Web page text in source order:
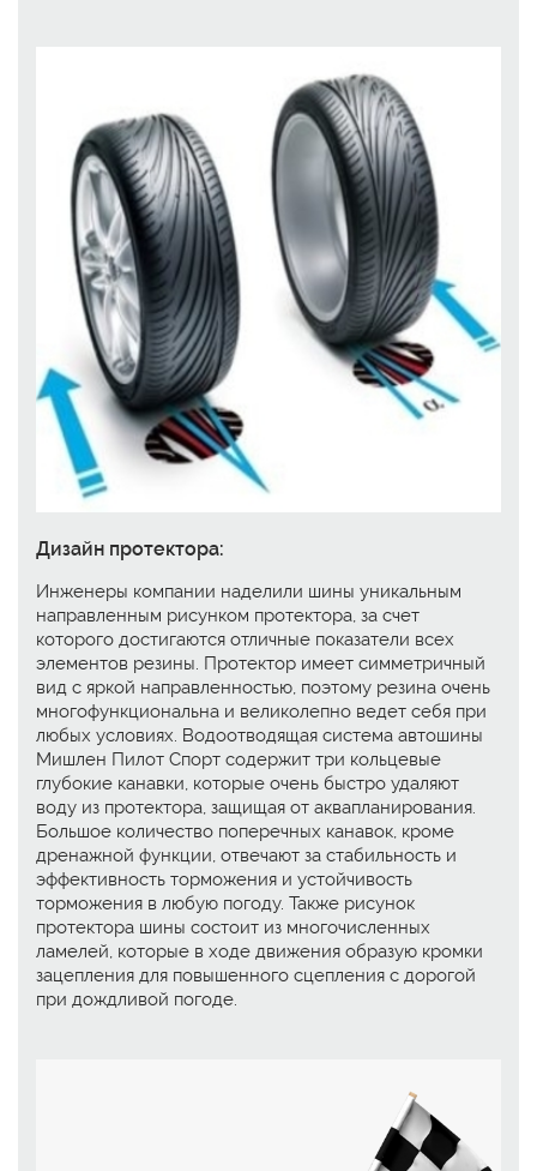
Дизайн протектора:
Инженеры компании наделили шины уникальным
направленным рисунком протектора, за счет
которого достигаются отличные показатели всех
элементов резины. Протектор имеет симметричный
вид с яркой направленностью, поэтому резина очень
многофункциональна и великолепно ведет себя при
любых условиях. Водоотводящая система автошины
Мишлен Пилот Спорт содержит три кольцевые
глубокие канавки, которые очень быстро удаляют
воду из протектора, защищая от аквапланирования.
Большое количество поперечных канавок, кроме
дренажной функции, отвечают за стабильность и
эффективность торможения и устойчивость
торможения в любую погоду. Также рисунок
протектора шины состоит из многочисленных
ламелей, которые в ходе движения образую кромки
зацепления для повышенного сцепления с дорогой
при дождливой погоде.